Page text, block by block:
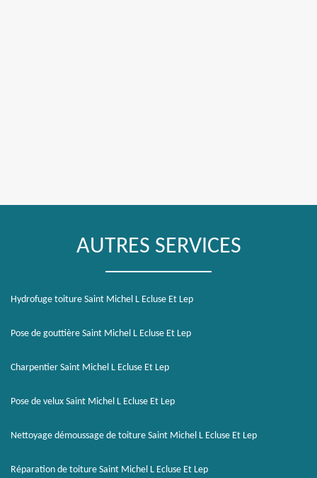
AUTRES SERVICES
Hydrofuge toiture Saint Michel L Ecluse Et Lep
Pose de gouttière Saint Michel L Ecluse Et Lep
Charpentier Saint Michel L Ecluse Et Lep
Pose de velux Saint Michel L Ecluse Et Lep
Nettoyage démoussage de toiture Saint Michel L Ecluse Et Lep
Réparation de toiture Saint Michel L Ecluse Et Lep